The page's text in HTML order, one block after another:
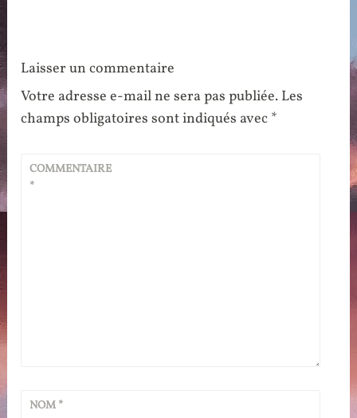
Laisser un commentaire
Votre adresse e-mail ne sera pas publiée. Les
champs obligatoires sont indiqués avec *
COMMENTAIRE
*
NOM *